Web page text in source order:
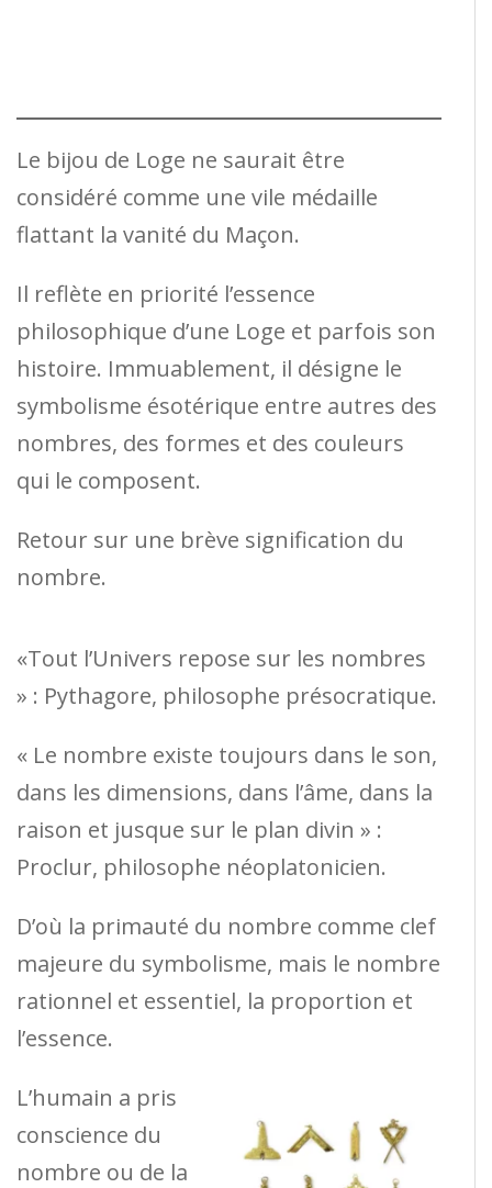
Le bijou de Loge ne saurait être
considéré comme une vile médaille
flattant la vanité du Maçon.
Il reflète en priorité l’essence
philosophique d’une Loge et parfois son
histoire. Immuablement, il désigne le
symbolisme ésotérique entre autres des
nombres, des formes et des couleurs
qui le composent.
Retour sur une brève signification du
nombre.
«Tout l’Univers repose sur les nombres
» : Pythagore, philosophe présocratique.
« Le nombre existe toujours dans le son,
dans les dimensions, dans l’âme, dans la
raison et jusque sur le plan divin » :
Proclur, philosophe néoplatonicien.
D’où la primauté du nombre comme clef
majeure du symbolisme, mais le nombre
rationnel et essentiel, la proportion et
l’essence.
L’humain a pris
conscience du
nombre ou de la